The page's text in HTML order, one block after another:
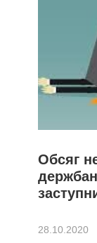
Обсяг
28.10.2020